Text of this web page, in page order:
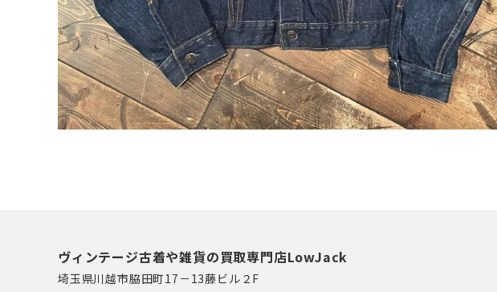
ヴィンテージ古着や雑貨の買取専門店LowJack
埼玉県川越市脇田町17－13藤ビル２F